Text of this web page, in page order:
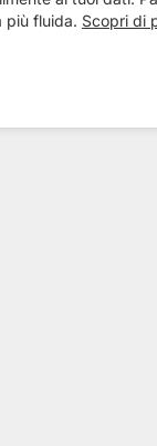
più fluida. Scopri di